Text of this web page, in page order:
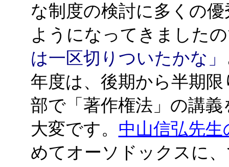
な制度の検討に多くの
ようになってきました
は一区切りついたかな」
年度は、後期から半期
部で「著作権法」の講
大変です。 中山信弘先
めてオーソドックスに